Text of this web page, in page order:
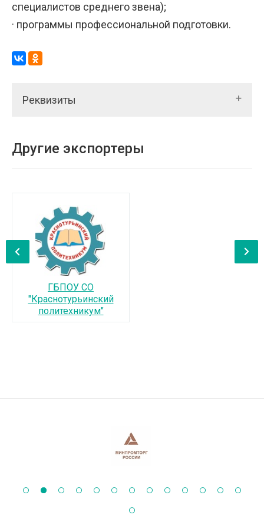
специалистов среднего звена);
· программы профессиональной подготовки.
Реквизиты
Другие экспортеры
ГБПОУ СО
"Краснотурьинский
политехникум"